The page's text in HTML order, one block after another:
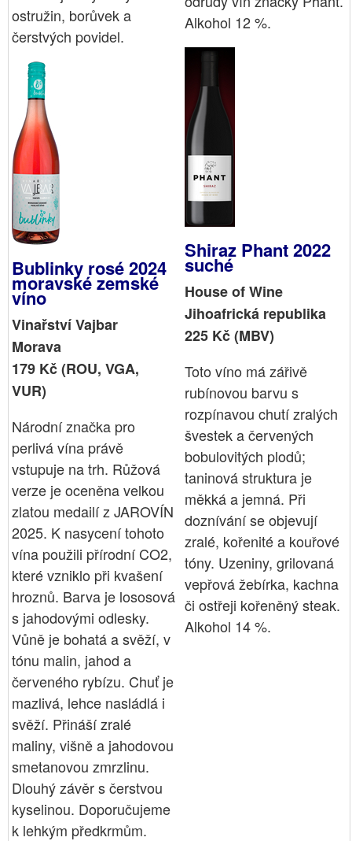
ostružin, borůvek a
čerstvých povidel.
Bublinky rosé 2024
moravské zemské
víno
Vinařství Vajbar
Morava
179 Kč (ROU, VGA,
VUR)
Národní značka pro
perlivá vína právě
vstupuje na trh. Růžová
verze je oceněna velkou
zlatou medailí z JAROVÍN
2025. K nasycení tohoto
vína použili přírodní CO2,
které vzniklo při kvašení
hroznů. Barva je lososová
s jahodovými odlesky.
Vůně je bohatá a svěží, v
tónu malin, jahod a
červeného rybízu. Chuť je
mazlivá, lehce nasládlá i
svěží. Přináší zralé
maliny, višně a jahodovou
smetanovou zmrzlinu.
Dlouhý závěr s čerstvou
kyselinou. Doporučujeme
k lehkým předkrmům.
Alkohol 12 %.
Shiraz Phant 2022
suché
House of Wine
Jihoafrická republika
225 Kč (MBV)
Toto víno má zářivě
rubínovou barvu s
rozpínavou chutí zralých
švestek a červených
bobulovitých plodů;
taninová struktura je
měkká a jemná. Při
doznívání se objevují
zralé, kořenité a kouřové
tóny. Uzeniny, grilovaná
vepřová žebírka, kachna
či ostřeji kořeněný steak.
Alkohol 14 %.